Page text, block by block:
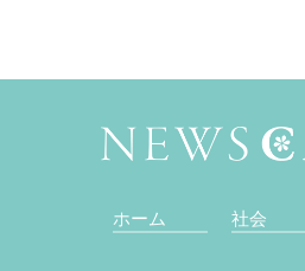
ホーム 社会